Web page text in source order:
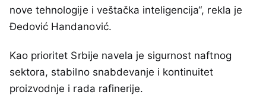
nove tehnologije i veštačka inteligencija“, rekla je
Đedović Handanović.
Kao prioritet Srbije navela je sigurnost naftnog
sektora, stabilno snabdevanje i kontinuitet
proizvodnje i rada rafinerije.